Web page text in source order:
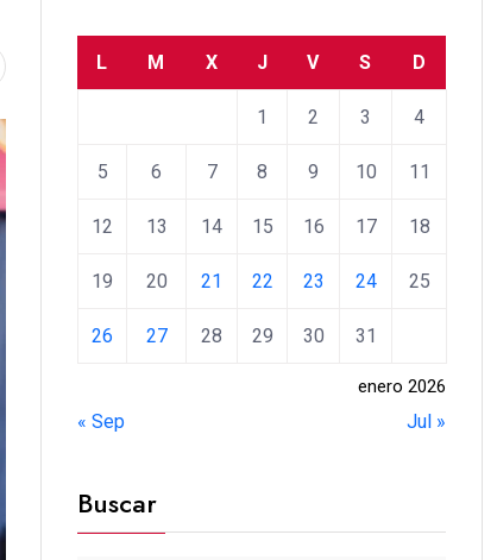
enero 2026
L M X J V S D
1 2 3 4
5 6 7 8 9 10 11
12 13 14 15 16 17 18
19 20 21 22 23 24 25
26 27 28 29 30 31
« Sep Jul »
Buscar